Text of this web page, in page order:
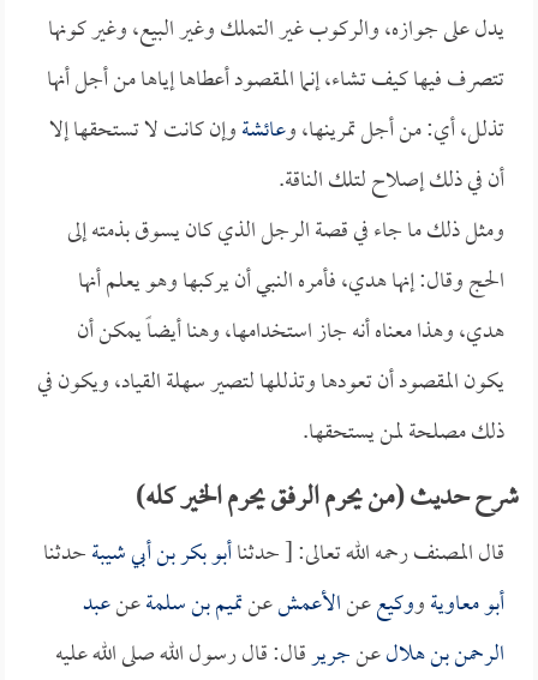
يدل على جوازه، والركوب غير التملك وغير البيع، وغير كونها
تتصرف فيها كيف تشاء، إنما المقصود أعطاها إياها من أجل أنها
تذلل، أي: من أجل تمرينها، وعائشةوإن كانت لا تستحقها إلا
أن في ذلك إصلاح لتلك الناقة.
ومثل ذلك ما جاء في قصة الرجل الذي كان يسوق بذمته إلى
الحج وقال: إنها هدي، فأمره النبي أن يركبها وهو يعلم أنها
هدي، وهذا معناه أنه جاز استخدامها، وهنا أيضاً يمكن أن
يكون المقصود أن تعودها وتذللها لتصير سهلة القياد، ويكون في
ذلك مصلحة لمن يستحقها.
شرح حديث (من يحرم الرفق يحرم الخير كله)
قال المصنف رحمه الله تعالى: [ حدثناأبو بكر بن أبي شيبةحدثنا
أبو معاويةووكيععنالأعمشعنتميم بن سلمةعنعبد
الرحمن بن هلالعنجريرقال: قال رسول الله صلى الله عليه